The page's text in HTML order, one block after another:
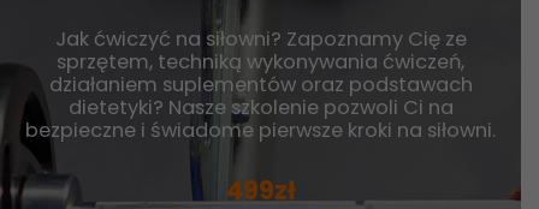
Jak ćwiczyć na siłowni? Zapoznamy Cię ze
sprzętem, techniką wykonywania ćwiczeń,
działaniem suplementów oraz podstawach
dietetyki? Nasze szkolenie pozwoli Ci na
bezpieczne i świadome pierwsze kroki na siłowni.
499zł